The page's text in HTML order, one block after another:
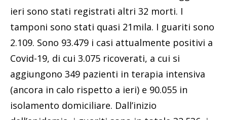
ieri sono stati registrati altri 32 morti. I
tamponi sono stati quasi 21mila. I guariti sono
2.109. Sono 93.479 i casi attualmente positivi a
Covid-19, di cui 3.075 ricoverati, a cui si
aggiungono 349 pazienti in terapia intensiva
(ancora in calo rispetto a ieri) e 90.055 in
isolamento domiciliare. Dall’inizio